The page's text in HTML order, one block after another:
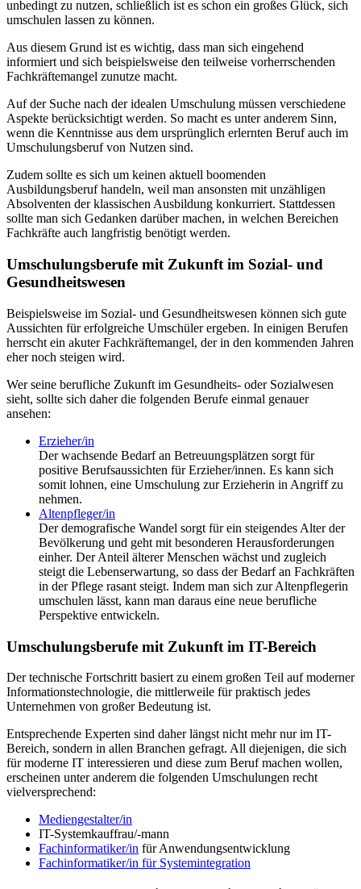
unbedingt zu nutzen, schließlich ist es schon ein großes Glück, sich
umschulen lassen zu können.
Aus diesem Grund ist es wichtig, dass man sich eingehend
informiert und sich beispielsweise den teilweise vorherrschenden
Fachkräftemangel zunutze macht.
Auf der Suche nach der idealen Umschulung müssen verschiedene
Aspekte berücksichtigt werden. So macht es unter anderem Sinn,
wenn die Kenntnisse aus dem ursprünglich erlernten Beruf auch im
Umschulungsberuf von Nutzen sind.
Zudem sollte es sich um keinen aktuell boomenden
Ausbildungsberuf handeln, weil man ansonsten mit unzähligen
Absolventen der klassischen Ausbildung konkurriert. Stattdessen
sollte man sich Gedanken darüber machen, in welchen Bereichen
Fachkräfte auch langfristig benötigt werden.
Umschulungsberufe mit Zukunft im Sozial- und
Gesundheitswesen
Beispielsweise im Sozial- und Gesundheitswesen können sich gute
Aussichten für erfolgreiche Umschüler ergeben. In einigen Berufen
herrscht ein akuter Fachkräftemangel, der in den kommenden Jahren
eher noch steigen wird.
Wer seine berufliche Zukunft im Gesundheits- oder Sozialwesen
sieht, sollte sich daher die folgenden Berufe einmal genauer
ansehen:
Erzieher/in
Der wachsende Bedarf an Betreuungsplätzen sorgt für
positive Berufsaussichten für Erzieher/innen. Es kann sich
somit lohnen, eine Umschulung zur Erzieherin in Angriff zu
nehmen.
Altenpfleger/in
Der demografische Wandel sorgt für ein steigendes Alter der
Bevölkerung und geht mit besonderen Herausforderungen
einher. Der Anteil älterer Menschen wächst und zugleich
steigt die Lebenserwartung, so dass der Bedarf an Fachkräften
in der Pflege rasant steigt. Indem man sich zur Altenpflegerin
umschulen lässt, kann man daraus eine neue berufliche
Perspektive entwickeln.
Umschulungsberufe mit Zukunft im IT-Bereich
Der technische Fortschritt basiert zu einem großen Teil auf moderner
Informationstechnologie, die mittlerweile für praktisch jedes
Unternehmen von großer Bedeutung ist.
Entsprechende Experten sind daher längst nicht mehr nur im IT-
Bereich, sondern in allen Branchen gefragt. All diejenigen, die sich
für moderne IT interessieren und diese zum Beruf machen wollen,
erscheinen unter anderem die folgenden Umschulungen recht
vielversprechend:
Mediengestalter/in
IT-Systemkauffrau/-mann
Fachinformatiker/in für Anwendungsentwicklung
Fachinformatiker/in für Systemintegration